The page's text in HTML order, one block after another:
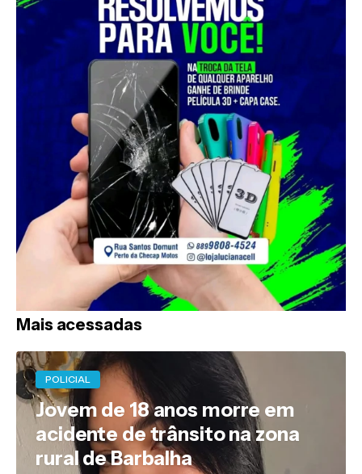
Mais acessadas
POLICIAL
Jovem de 18 anos morre em
acidente de trânsito na zona
rural de Barbalha